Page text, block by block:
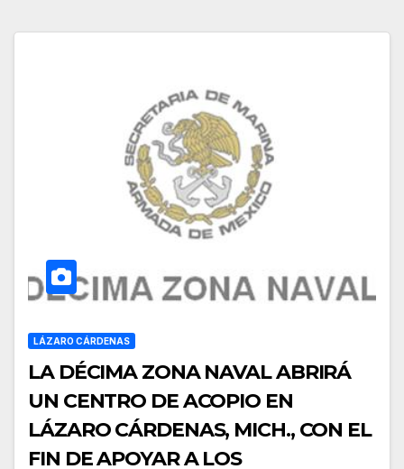
LÁZARO CÁRDENAS
LA DÉCIMA ZONA NAVAL ABRIRÁ
UN CENTRO DE ACOPIO EN
LÁZARO CÁRDENAS, MICH., CON EL
FIN DE APOYAR A LOS